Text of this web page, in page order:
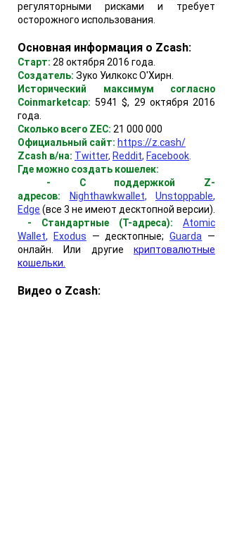
регуляторными рисками и требует
осторожного использования.
Основная информация о Zcash:
Старт: 28 октября 2016 года.
Создатель: Зуко Уилкокс О'Хирн.
Исторический максимум согласно
Coinmarketcap: 5941 $, 29 октября 2016
года.
Сколько всего ZEC: 21 000 000
Официальный сайт: https://z.cash/
Zcash в/на: Twitter, Reddit, Facebook
Где можно создать кошелек:
-
С поддержкой Z-
адресов:
Nighthawkwallet, Unstoppable,
Edge (все 3 не имеют десктопной версии).
- Стандартные (T-адреса):
Atomic
Wallet, Exodus — десктопные;Guarda —
онлайн. Или другие
криптовалютные
кошельки.
Видео о Zcash: